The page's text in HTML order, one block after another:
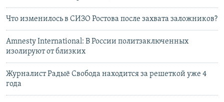
Что изменилось в СИЗО Ростова после захвата заложников?
Amnesty International: В России политзаключенных
изолируют от близких
Журналист Радыё Свобода находится за решеткой уже 4
года